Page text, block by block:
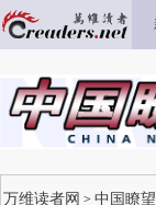
万维读者网 > 中国瞭望